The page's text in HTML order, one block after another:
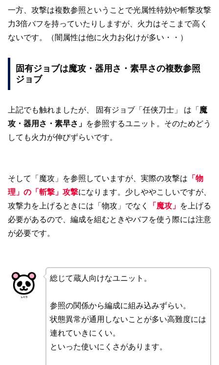
一方、攻撃は複数参照ということで光属性特効や斬撃攻撃
力3倍バフを持っていたりしますが、火力はそこまで高く
ないです。（闇属性は他に火力お化けが多い・・）
固有ジョブは魔攻・器用さ・素早さの複数参照
ジョブ
上記でも触れましたが、 固有ジョブ「任侠刀士」 は「 魔
攻・器用さ・素早さ」 を参照するユニット。そのためどう
しても火力が伸びずらいです。
そして「魔攻」を参照していますが、実際の攻撃は 「物
理」の「斬撃」攻撃になります。少しややこしいですが、
攻撃力を上げるときには「物攻」でなく
「魔攻」 を上げる
必要があるので、編成を組むときやバフを使う際には注意
が必要です。
総じて蔵人向けなユニット。
参照の関係から編成に組み込みずらい。
状態異常が通用しないことが多い高難度には
連れていきにくい。
といった使いにくさがあります。